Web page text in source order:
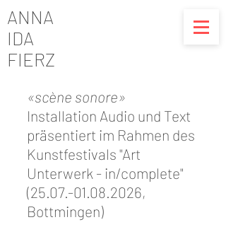
ANNA
IDA
FIERZ
«scène sonore»
Installation Audio und Text
präsentiert im Rahmen des
Kunstfestivals "Art
Unterwerk - in/complete"
(25.07.-01.08.2026,
Bottmingen)